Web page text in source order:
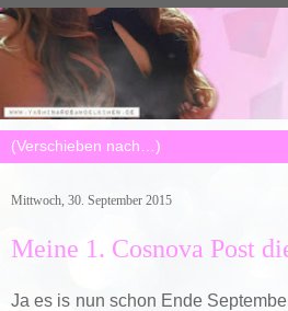
Mittwoch, 30. September 2015
Meine 1. Cosnova Post
Ja es is nun schon Ende